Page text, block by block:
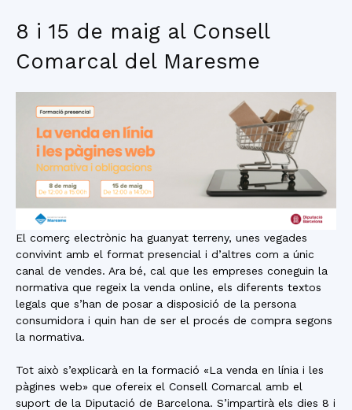
8 i 15 de maig al Consell
Comarcal del Maresme
El comerç electrònic ha guanyat terreny, unes vegades
convivint amb el format presencial i d’altres com a únic
canal de vendes. Ara bé, cal que les empreses coneguin la
normativa que regeix la venda online, els diferents textos
legals que s’han de posar a disposició de la persona
consumidora i quin han de ser el procés de compra segons
la normativa.
Tot això s’explicarà en la formació «La venda en línia i les
pàgines web» que ofereix el Consell Comarcal amb el
suport de la Diputació de Barcelona. S’impartirà els dies 8 i